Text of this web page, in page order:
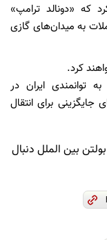
که «دونالد ترامپ»
به میدان‌های گازی
کرد.
توانمندی ایران در
برای انتقال
بین الملل دنبال